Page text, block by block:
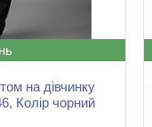
на дівчинку
Колір чорний